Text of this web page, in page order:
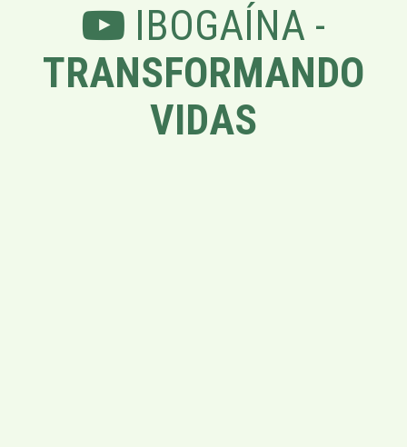
IBOGAÍNA -
TRANSFORMANDO
VIDAS